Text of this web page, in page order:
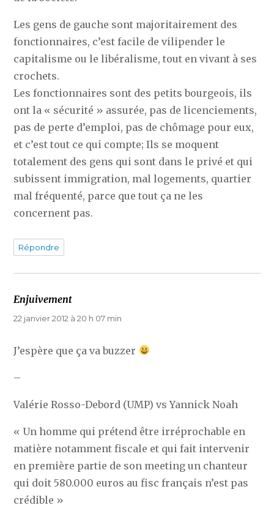
Les gens de gauche sont majoritairement des
fonctionnaires, c’est facile de vilipender le
capitalisme ou le libéralisme, tout en vivant à ses
crochets.
Les fonctionnaires sont des petits bourgeois, ils
ont la « sécurité » assurée, pas de licenciements,
pas de perte d’emploi, pas de chômage pour eux,
et c’est tout ce qui compte; Ils se moquent
totalement des gens qui sont dans le privé et qui
subissent immigration, mal logements, quartier
mal fréquenté, parce que tout ça ne les
concernent pas.
Répondre
Enjuivement
22 janvier 2012 à 20 h 07 min
J’espère que ça va buzzer
–
Valérie Rosso-Debord (UMP) vs Yannick Noah
« Un homme qui prétend être irréprochable en
matière notamment fiscale et qui fait intervenir
en première partie de son meeting un chanteur
qui doit 580.000 euros au fisc français n’est pas
crédible »